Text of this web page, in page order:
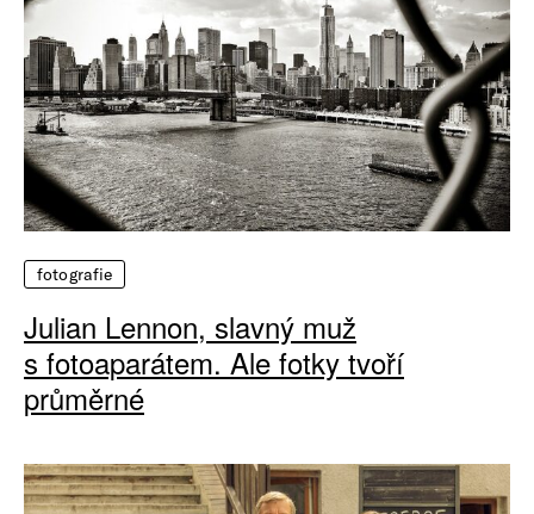
fotografie
Julian Lennon, slavný muž
s fotoaparátem. Ale fotky tvoří
průměrné